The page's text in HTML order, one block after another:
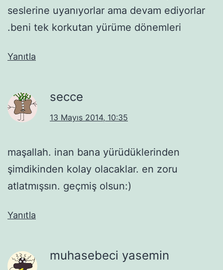
seslerine uyanıyorlar ama devam ediyorlar
.beni tek korkutan yürüme dönemleri
Yanıtla
secce
13 Mayıs 2014, 10:35
maşallah. inan bana yürüdüklerinden
şimdikinden kolay olacaklar. en zoru
atlatmışsın. geçmiş olsun:)
Yanıtla
muhasebeci yasemin